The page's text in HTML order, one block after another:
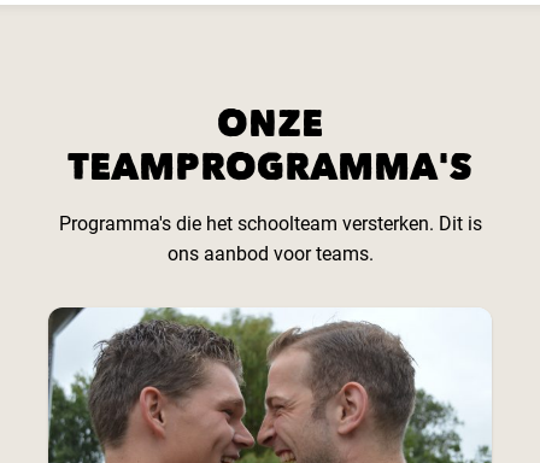
ONZE
TEAMPROGRAMMA'S
Programma's die het schoolteam versterken. Dit is
ons aanbod voor teams.